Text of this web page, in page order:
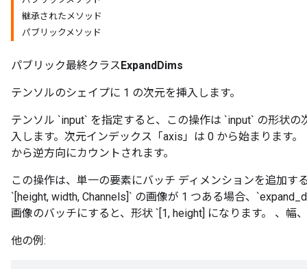
継承されたメソッド
パブリックメソッド
パブリック最終クラスExpandDims
テンソルのシェイプに 1 の次元を挿入します。
テンソル `input` を指定すると、この操作は `input` の形状
入します。次元インデックス「axis」は 0 から始まります
から逆方向にカウントされます。
この操作は、単一の要素にバッチ ディメンションを追加す
`[height, width, Channels]` の画像が 1 つある場合、
画像のバッチにすると、形状 `[1, height] になります。 、幅
他の例: